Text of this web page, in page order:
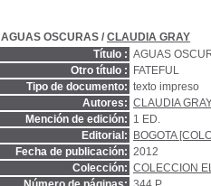
AGUAS OSCURAS / CLAUDIA GRAY
Título : AGUAS
Otro título :
FATEFUL
Tipo de documento: texto impreso
Autores: CLAUDIA
Mención de edición: 1 ED.
Editorial:
BOGOTA
Fecha de publicación: 2012
Colección: COLECCION